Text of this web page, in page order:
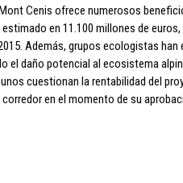
Cenis ofrece numerosos
en 11.100 millones de euros,
Además, grupos ecologistas
el daño potencial al ecosistema
cuestionan la rentabilidad del
en el momento de su